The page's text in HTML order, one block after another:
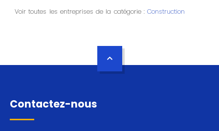
Voir toutes les entreprises de la catégorie :Construction
Contactez-nous